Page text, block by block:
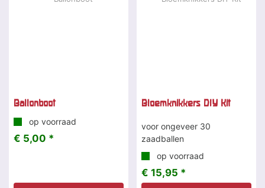
Ballonboot
op voorraad
€ 5,00 *
Bloemknikkers DIY Kit
voor ongeveer 30
zaadballen
op voorraad
€ 15,95 *